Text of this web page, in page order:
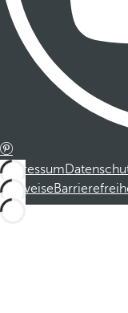
Impressum
Hinweise